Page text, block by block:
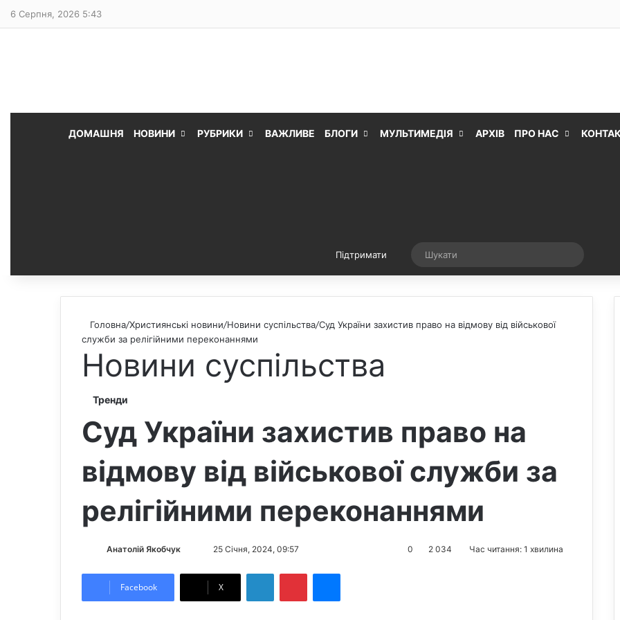
6 Серпня, 2026 5:43
ДОМАШНЯ НОВИНИ РУБРИКИ ВАЖЛИВЕ БЛОГИ МУЛЬТИМЕДІЯ АРХІВ ПРО НАС
Підтримати Випадкова стаття
Головна/Християнські новини/Новини суспільства/Суд України захистив право на відмову від військової
служби за релігійними переконаннями
Новини суспільства
Тренди
Суд України захистив право на
відмову від військової служби за
релігійними переконаннями
Анатолій Якобчук
l d
25 Січня, 2024, 09:57 0 2 034 Час читання: 1 хвилина
Facebook X